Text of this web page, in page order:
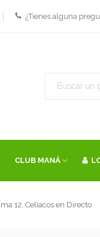
¿Tienes alguna
CLUB MANÁ
12. Celíacos en Directo